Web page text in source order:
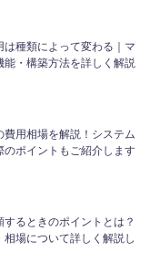
種類によって変わる｜マ
・構築方法を詳しく解説
用相場を解説！システム
ポイントもご紹介します
るときのポイントとは？
場について詳しく解説し